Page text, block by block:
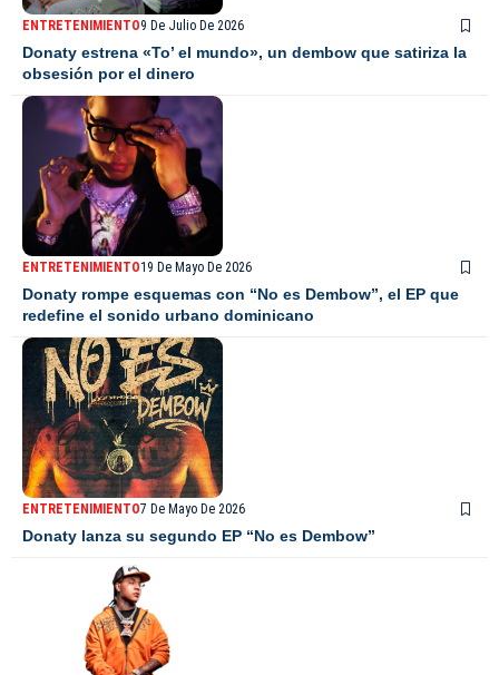
ENTRETENIMIENTO9 De Julio De 2026
Donaty estrena «To’ el mundo», un dembow que satiriza la
obsesión por el dinero
ENTRETENIMIENTO19 De Mayo De 2026
Donaty rompe esquemas con “No es Dembow”, el EP que
redefine el sonido urbano dominicano
ENTRETENIMIENTO7 De Mayo De 2026
Donaty lanza su segundo EP “No es Dembow”